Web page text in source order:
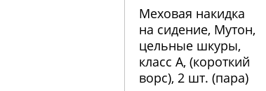
Меховая накидка
на сидение, Мутон,
цельные шкуры,
класс А, (короткий
ворс), 2 шт. (пара)